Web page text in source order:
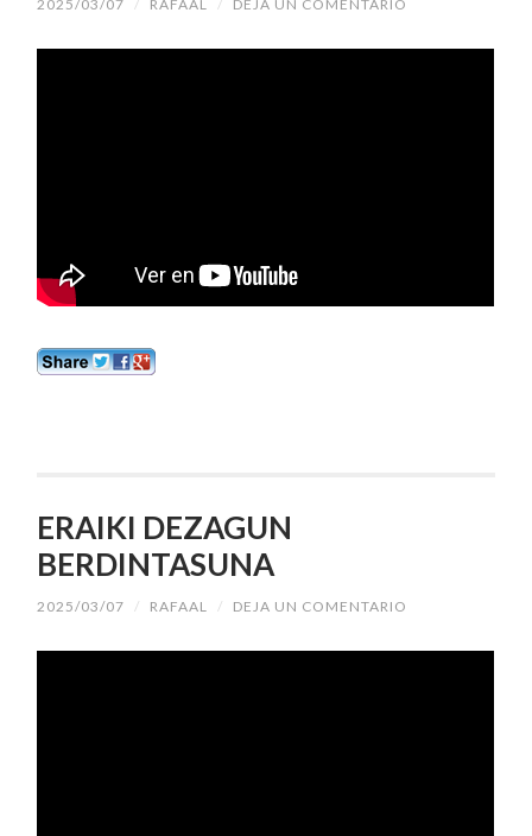
2025/03/07 / RAFAAL / DEJA UN COMENTARIO
ERAIKI DEZAGUN
BERDINTASUNA
2025/03/07 / RAFAAL / DEJA UN COMENTARIO